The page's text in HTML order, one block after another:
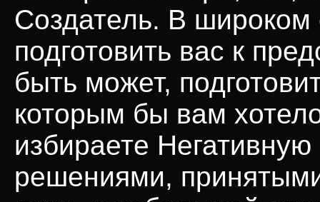
Создатель. В
подготовить вас к
быть может,
которым бы вам
избираете
решениями,